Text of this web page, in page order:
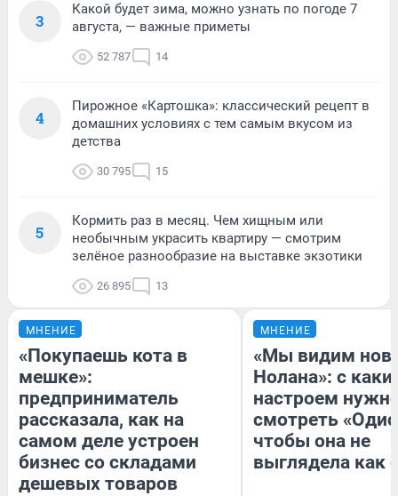
3
Какой будет зима, можно узнать по погоде 7
августа, — важные приметы
52 787 14
4
Пирожное «Картошка»: классический рецепт в
домашних условиях с тем самым вкусом из
детства
30 795 15
5
Кормить раз в месяц. Чем хищным или
необычным украсить квартиру — смотрим
зелёное разнообразие на выставке экзотики
26 895 13
МНЕНИЕ
«Покупаешь кота в
мешке»:
предприниматель
рассказала, как на
самом деле устроен
бизнес со складами
дешевых товаров
МНЕНИЕ
«Мы видим
Нолана»: с
настроем
смотреть
чтобы она не
выглядела как